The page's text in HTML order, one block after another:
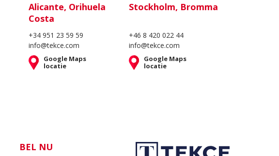
Alicante, Orihuela
Costa
+34 951 23 59 59
info@tekce.com
Google Maps
locatie
Stockholm, Bromma
+46 8 420 022 44
info@tekce.com
Google Maps
locatie
BEL NU